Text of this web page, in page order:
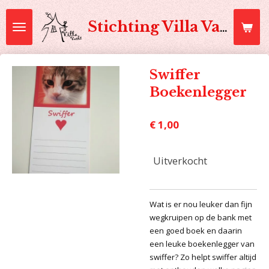
Ga
direct
de
hoofdinhoud
Stichting Villa Vacht
Swiffer
Boekenlegger
€ 1,00
Uitverkocht
Wat is er nou leuker dan fijn
wegkruipen op de bank met
een goed boek en daarin
een leuke boekenlegger van
swiffer? Zo helpt swiffer altijd